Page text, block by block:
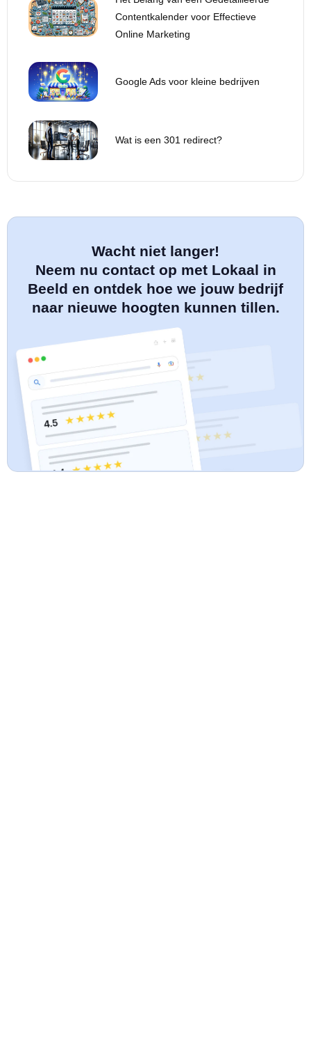
Contentkalender voor Effectieve
Online Marketing
Google Ads voor kleine bedrijven
Wat is een 301 redirect?
Wacht niet langer!
Neem nu contact op met Lokaal in
Beeld en ontdek hoe we jouw bedrijf
naar nieuwe hoogten kunnen tillen.